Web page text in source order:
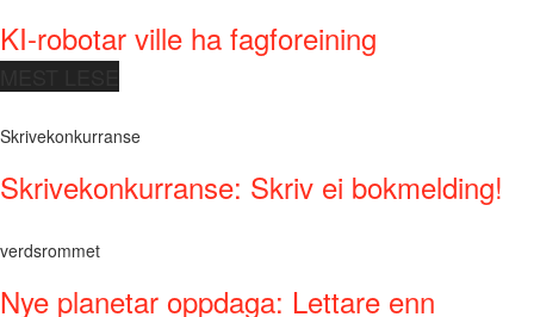
KI-robotar ville ha fagforeining
Skrivekonkurranse
Skrivekonkurranse: Skriv ei bokmelding!
verdsrommet
Nye planetar oppdaga: Lettare enn